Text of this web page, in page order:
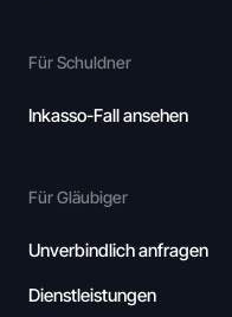
Für Schuldner
Inkasso-Fall ansehen
Für Gläubiger
Unverbindlich anfragen
Dienstleistungen